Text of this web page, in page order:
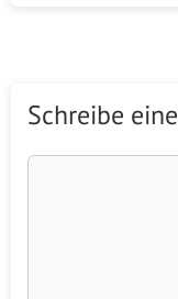
Schreibe